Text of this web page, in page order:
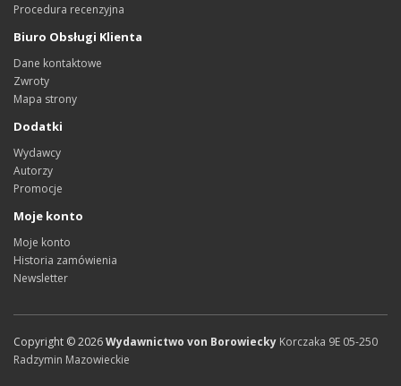
Procedura recenzyjna
Biuro Obsługi Klienta
Dane kontaktowe
Zwroty
Mapa strony
Dodatki
Wydawcy
Autorzy
Promocje
Moje konto
Moje konto
Historia zamówienia
Newsletter
Copyright ©2026Wydawnictwo von Borowiecky Korczaka 9E 05-250
Radzymin Mazowieckie